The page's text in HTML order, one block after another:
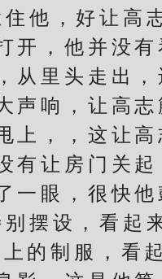
住他，好让高
，他并没有
从里头走出
响，让高志
上，，这让
让房门关起
眼，很快他
摆设，看起
的制服，看